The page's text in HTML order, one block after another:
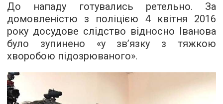
До нападу готувались ретельно. За
домовленістю з поліцією 4 квітня 2016
року досудове слідство відносно Іванова
було зупинено «у зв’язку з тяжкою
хворобою підозрюваного».